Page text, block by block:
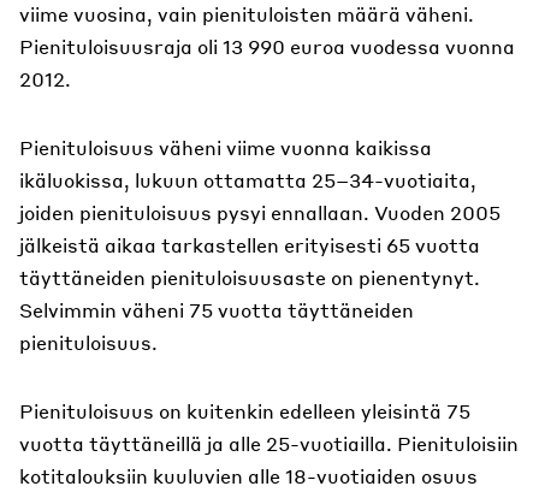
viime vuosina, vain pienituloisten määrä väheni.
Pienituloisuusraja oli 13 990 euroa vuodessa vuonna
2012.
Pienituloisuus väheni viime vuonna kaikissa
ikäluokissa, lukuun ottamatta 25–34-vuotiaita,
joiden pienituloisuus pysyi ennallaan. Vuoden 2005
jälkeistä aikaa tarkastellen erityisesti 65 vuotta
täyttäneiden pienituloisuusaste on pienentynyt.
Selvimmin väheni 75 vuotta täyttäneiden
pienituloisuus.
Pienituloisuus on kuitenkin edelleen yleisintä 75
vuotta täyttäneillä ja alle 25-vuotiailla. Pienituloisiin
kotitalouksiin kuuluvien alle 18-vuotiaiden osuus